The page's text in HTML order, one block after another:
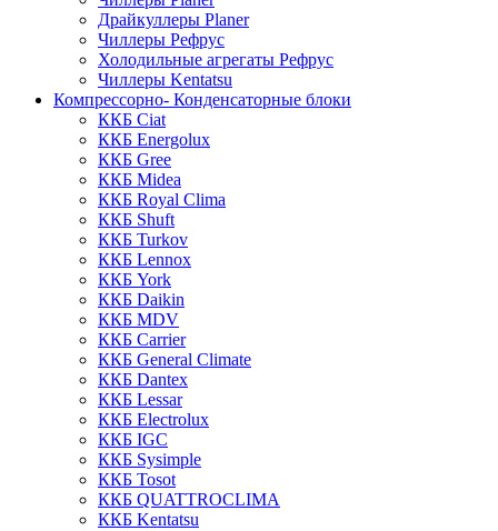
Драйкуллеры Planer
Чиллеры Рефрус
Холодильные агрегаты Рефрус
Чиллеры Kentatsu
Компрессорно- Конденсаторные блоки
ККБ Ciat
ККБ Energolux
ККБ Gree
ККБ Midea
ККБ Royal Clima
ККБ Shuft
ККБ Turkov
ККБ Lennox
ККБ York
ККБ Daikin
ККБ MDV
ККБ Carrier
ККБ General Climate
ККБ Dantex
ККБ Lessar
ККБ Electrolux
ККБ IGC
ККБ Sysimple
ККБ Tosot
ККБ QUATTROCLIMA
ККБ Kentatsu